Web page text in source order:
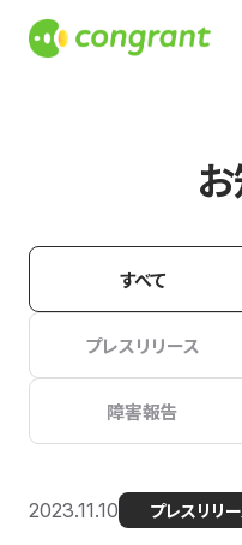
すべて
プレスリリース
障害報告
2023.11.10 プレスリリ